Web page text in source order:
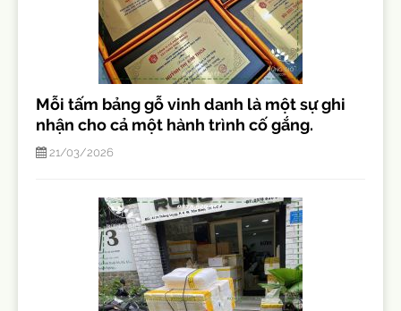
Mỗi tấm bảng gỗ vinh danh là một sự ghi
nhận cho cả một hành trình cố gắng.
21/03/2026